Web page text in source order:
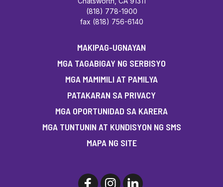
(818) 778-1900
fax (818) 756-6140
MAKIPAG-UGNAYAN
MGA TAGABIGAY NG SERBISYO
MGA MAMIMILI AT PAMILYA
PATAKARAN SA PRIVACY
MGA OPORTUNIDAD SA KARERA
MGA TUNTUNIN AT KUNDISYON NG SMS
MAPA NG SITE